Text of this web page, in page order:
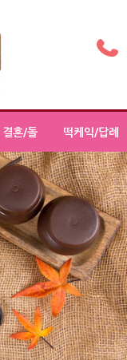
결혼/돌 떡케익/답례